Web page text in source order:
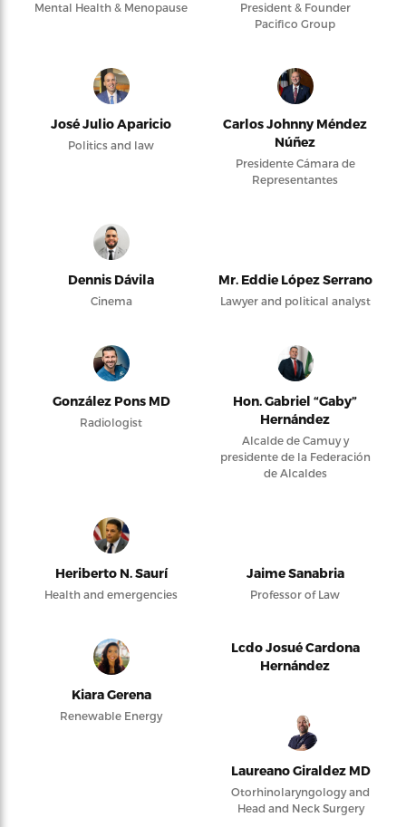
Mental Health & Menopause
President & Founder
Pacifico Group
José Julio Aparicio
Politics and law
Carlos Johnny Méndez
Núñez
Presidente Cámara de
Representantes
Dennis Dávila
Cinema
Mr. Eddie López Serrano
Lawyer and political analyst
González Pons MD
Radiologist
Hon. Gabriel “Gaby”
Hernández
Alcalde de Camuy y
presidente de la Federación
de Alcaldes
Heriberto N. Saurí
Health and emergencies
Jaime Sanabria
Professor of Law
Kiara Gerena
Renewable Energy
Lcdo Josué Cardona
Hernández
Laureano Giraldez MD
Otorhinolaryngology and
Head and Neck Surgery